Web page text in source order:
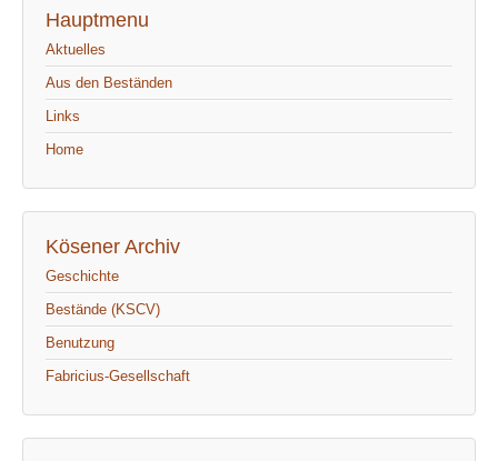
Hauptmenu
Aktuelles
Aus den Beständen
Links
Home
Kösener Archiv
Geschichte
Bestände (KSCV)
Benutzung
Fabricius-Gesellschaft